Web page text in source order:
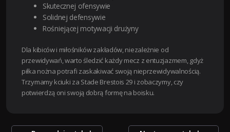
Skutecznej ofensywie
Solidnej defensywie
Rośniejącej motywacji drużyny
Dla kibiców i miłośników zakładów, niezależnie od
przewidywań, warto śledzić każdy mecz z entuzjazmem, gdyż
piłka nożna potrafi zaskakiwać swoją nieprzewidywalnością.
Trzymamy kciuki za Stade Brestois 29 i zobaczymy, czy
potwierdzą oni swoją dobrą formę na boisku.